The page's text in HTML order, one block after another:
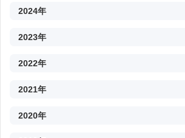
2024年
2023年
2022年
2021年
2020年